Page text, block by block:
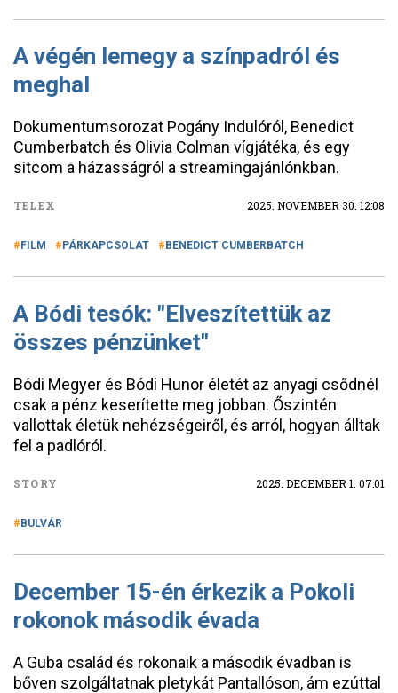
A végén lemegy a színpadról és
meghal
Dokumentumsorozat Pogány Indulóról, Benedict
Cumberbatch és Olivia Colman vígjátéka, és egy
sitcom a házasságról a streamingajánlónkban.
TELEX 2025. NOVEMBER 30. 12:08
FILM PÁRKAPCSOLAT BENEDICT CUMBERBATCH
A Bódi tesók: "Elveszítettük az
összes pénzünket"
Bódi Megyer és Bódi Hunor életét az anyagi csődnél
csak a pénz keserítette meg jobban. Őszintén
vallottak életük nehézségeiről, és arról, hogyan álltak
fel a padlóról.
STORY 2025. DECEMBER 1. 07:01
BULVÁR
December 15-én érkezik a Pokoli
rokonok második évada
A Guba család és rokonaik a második évadban is
bőven szolgáltatnak pletykát Pantallóson, ám ezúttal